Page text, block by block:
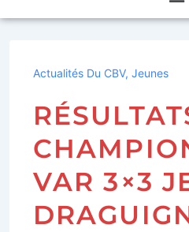
Actualités Du CBV, Jeunes
VAR 3×3